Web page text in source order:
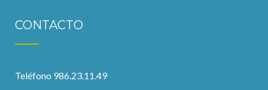
CONTACTO
Teléfono 986.23.11.49